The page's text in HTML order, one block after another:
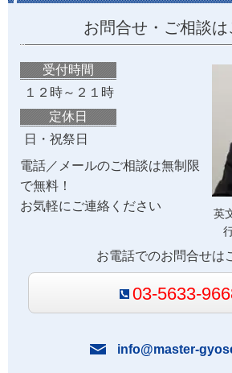
お問合せ・ご相談は
英
受付時間
１２時～２１時
定休日
日・祝祭日
電話／メールのご相談は無制限
で無料！
お気軽にご連絡ください
お電話でのお問合せは
03-5633-
info@master-